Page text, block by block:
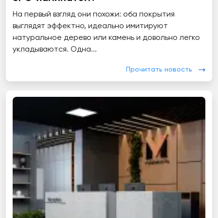
На первый взгляд они похожи: оба покрытия
выглядят эффектно, идеально имитируют
натуральное дерево или камень и довольно легко
укладываются. Одна...
Прочитать новость